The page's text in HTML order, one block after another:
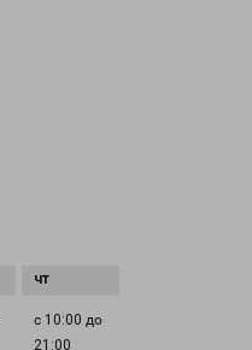
с 10:00 до
21:00